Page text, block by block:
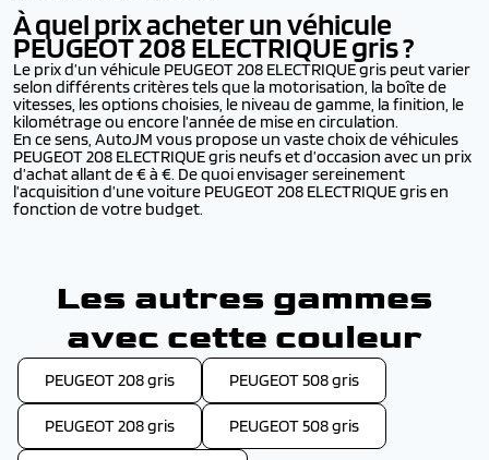
À quel prix acheter un véhicule
PEUGEOT 208 ELECTRIQUEgris ?
Le prix d’un véhicule PEUGEOT 208 ELECTRIQUE gris peut varier
selon différents critères tels que la motorisation, la boîte de
vitesses, les options choisies, le niveau de gamme, la finition, le
kilométrage ou encore l’année de mise en circulation.
En ce sens, AutoJM vous propose un vaste choix de véhicules
PEUGEOT 208 ELECTRIQUE gris neufs et d’occasion avec un prix
d’achat allant de € à €. De quoi envisager sereinement
l’acquisition d’une voiture PEUGEOT 208 ELECTRIQUE gris en
fonction de votre budget.
Les autres gammes
avec cette couleur
PEUGEOT 208 gris PEUGEOT 508 gris
PEUGEOT 208 gris PEUGEOT 508 gris